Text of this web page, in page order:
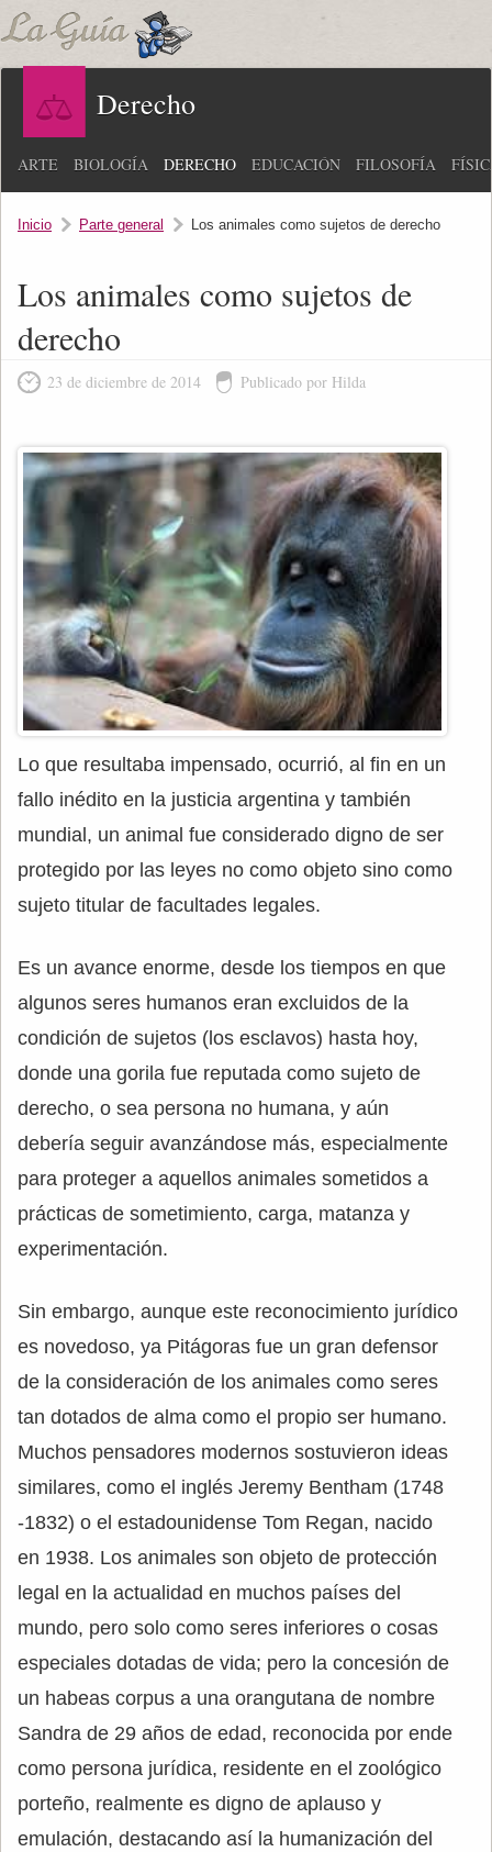
Derecho
ARTE BIOLOGÍA DERECHO EDUCACIÓN FILOSOFÍA
Inicio Parte general Los animales como sujetos de derecho
Los animales como sujetos de
derecho
23 de diciembre de 2014 Publicado por Hilda
Lo que resultaba impensado, ocurrió, al fin en un
fallo inédito en la justicia argentina y también
mundial, un animal fue considerado digno de ser
protegido por las leyes no como objeto sino como
sujeto titular de facultades legales.
Es un avance enorme, desde los tiempos en que
algunos seres humanos eran excluidos de la
condición de sujetos (los esclavos) hasta hoy,
donde una gorila fue reputada como sujeto de
derecho, o sea persona no humana, y aún
debería seguir avanzándose más, especialmente
para proteger a aquellos animales sometidos a
prácticas de sometimiento, carga, matanza y
experimentación.
Sin embargo, aunque este reconocimiento jurídico
es novedoso, ya Pitágoras fue un gran defensor
de la consideración de los animales como seres
tan dotados de alma como el propio ser humano.
Muchos pensadores modernos sostuvieron ideas
similares, como el inglés Jeremy Bentham (1748
-1832) o el estadounidense Tom Regan, nacido
en 1938. Los animales son objeto de protección
legal en la actualidad en muchos países del
mundo, pero solo como seres inferiores o cosas
especiales dotadas de vida; pero la concesión de
un habeas corpus a una orangutana de nombre
Sandra de 29 años de edad, reconocida por ende
como persona jurídica, residente en el zoológico
porteño, realmente es digno de aplauso y
emulación, destacando así la humanización del